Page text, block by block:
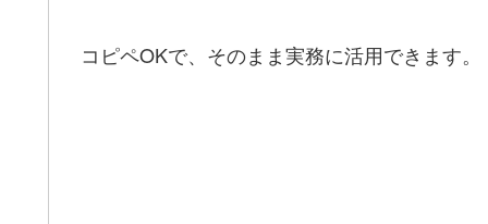
コピペOKで、そのまま実務に活用できます。